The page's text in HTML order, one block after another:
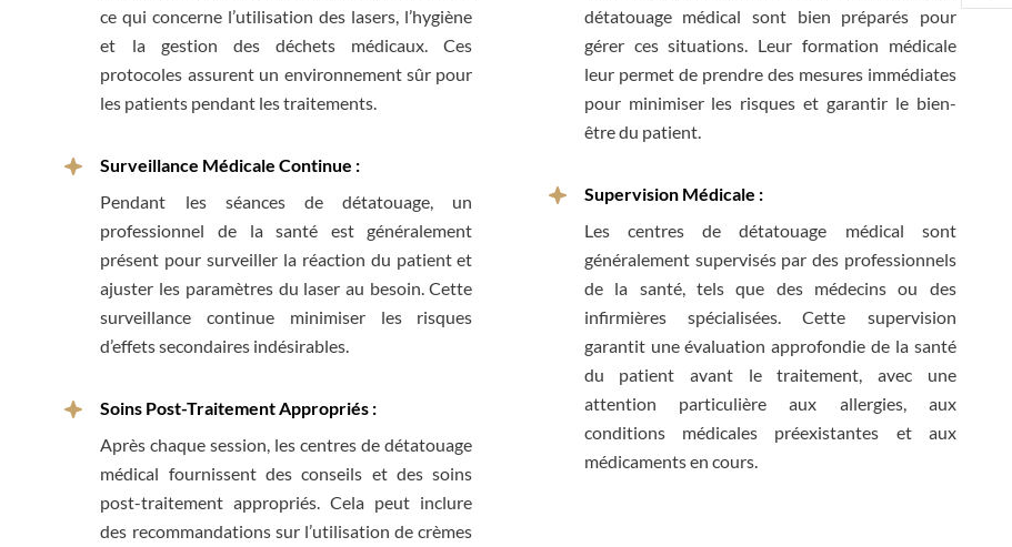
ce qui concerne l’utilisation des lasers, l’hygiène
et la gestion des déchets médicaux. Ces
protocoles assurent un environnement sûr pour
les patients pendant les traitements.
Surveillance Médicale Continue :
Pendant les séances de détatouage, un
professionnel de la santé est généralement
présent pour surveiller la réaction du patient et
ajuster les paramètres du laser au besoin. Cette
surveillance continue minimiser les risques
d’effets secondaires indésirables.
Soins Post-Traitement Appropriés :
Après chaque session, les centres de détatouage
médical fournissent des conseils et des soins
post-traitement appropriés. Cela peut inclure
des recommandations sur l’utilisation de crèmes
détatouage médical sont bien préparés pour
gérer ces situations. Leur formation médicale
leur permet de prendre des mesures immédiates
pour minimiser les risques et garantir le bien-
être du patient.
Supervision Médicale :
Les centres de détatouage médical sont
généralement supervisés par des professionnels
de la santé, tels que des médecins ou des
infirmières spécialisées. Cette supervision
garantit une évaluation approfondie de la santé
du patient avant le traitement, avec une
attention particulière aux allergies, aux
conditions médicales préexistantes et aux
médicaments en cours.